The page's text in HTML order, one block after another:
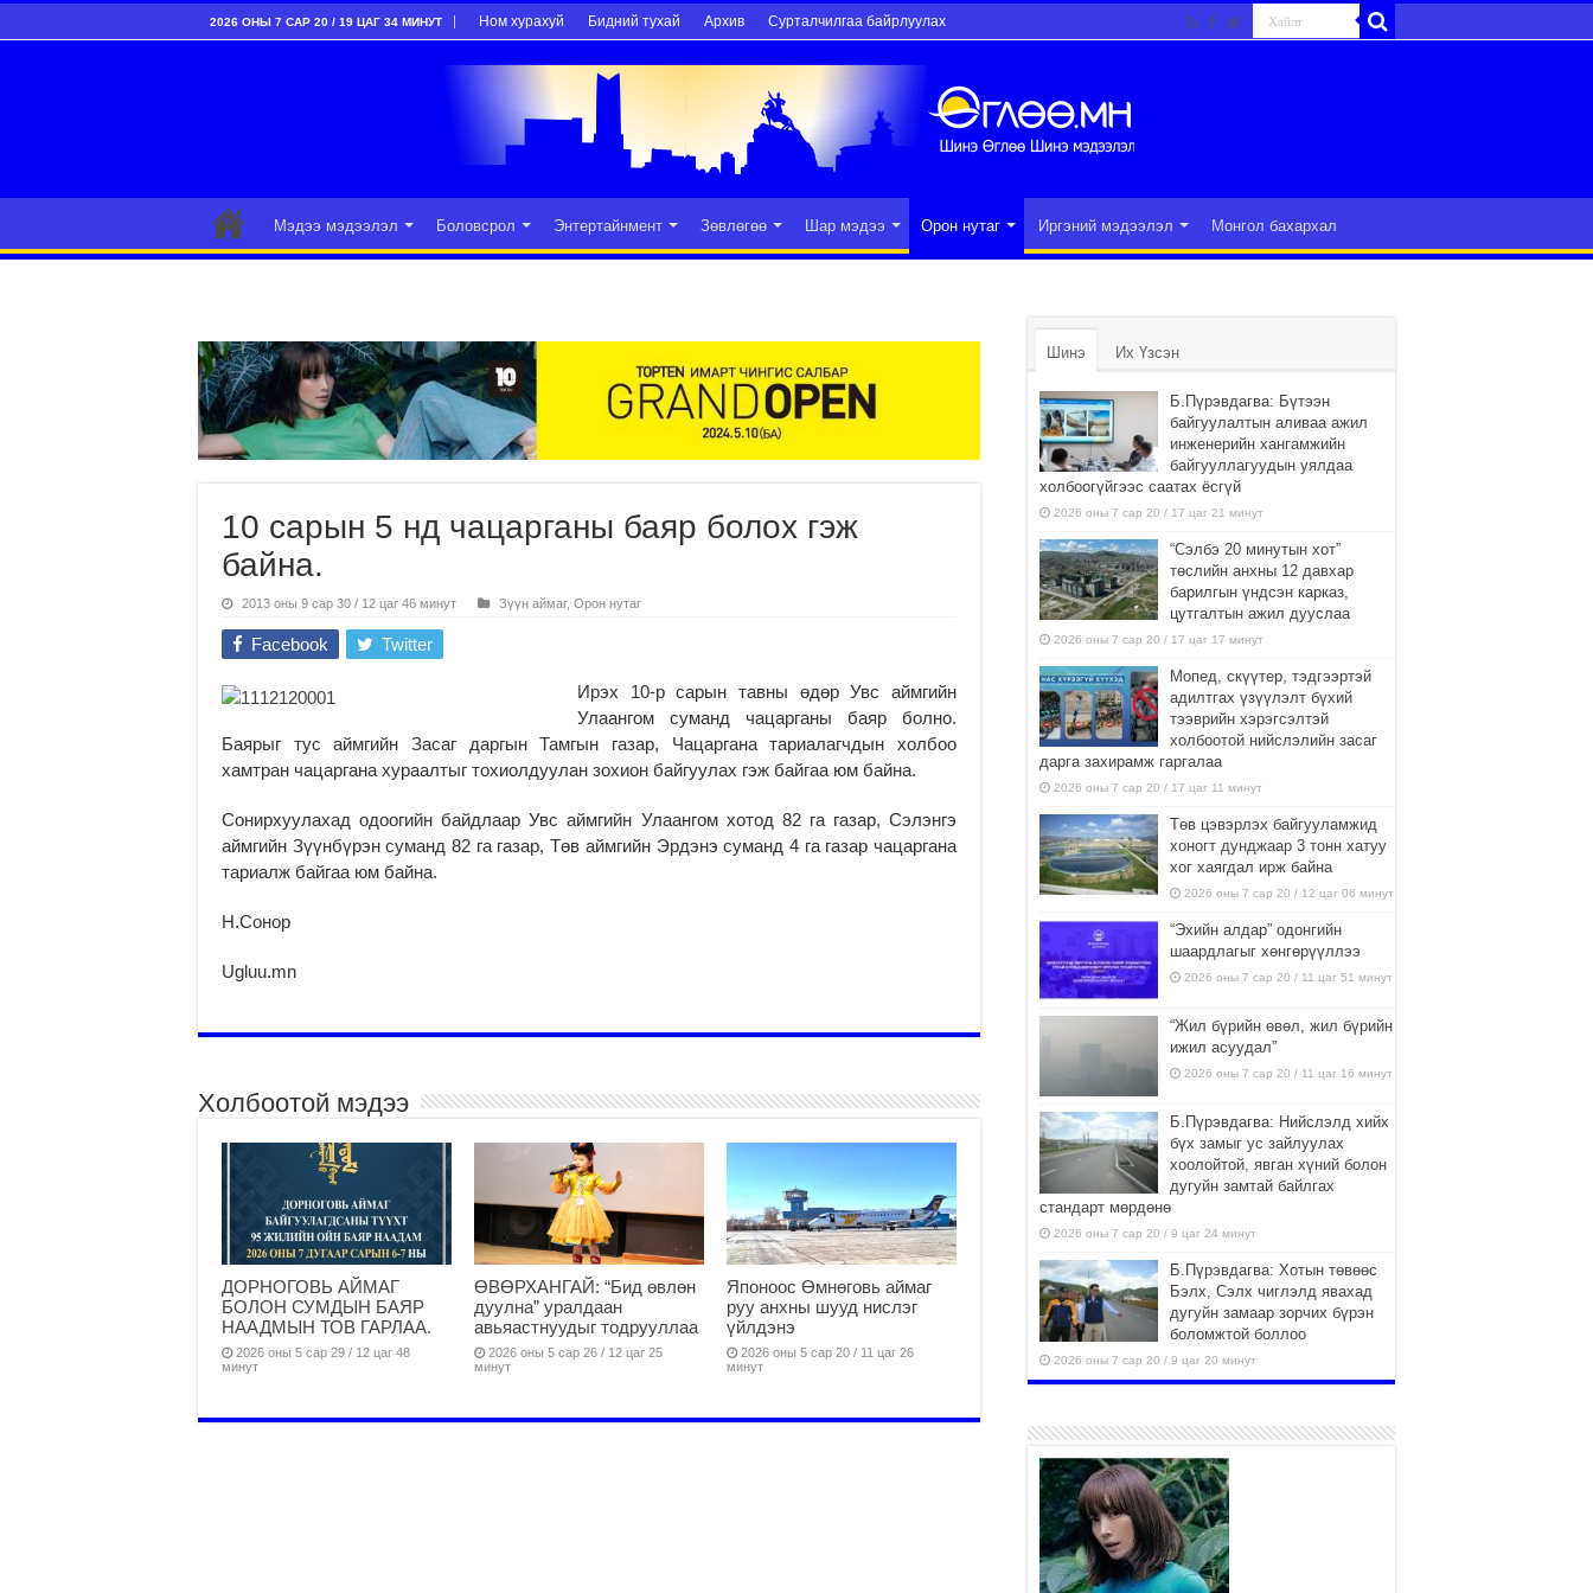
2026 ОНЫ 7 САР 20 / 19 ЦАГ 34 МИНУТ Ном хурахуй Бидний тухай Архив Сурталчилгаа байрлуулах
Мэдээ мэдээлэл Боловсрол Энтертайнмент Зөвлөгөө Шар мэдээ Орон нутаг Иргэний мэдээлэл Монгол бахархал
10 сарын 5 нд чацарганы баяр болох гэж
байна.
2013 оны 9 сар 30 / 12 цаг 46 минут Зүүн аймаг, Орон нутаг
Facebook Twitter
Ирэх 10-р сарын тавны өдөр Увс аймгийн
Улаангом суманд чацарганы баяр болно.
Баярыг тус аймгийн Засаг даргын Тамгын газар, Чацаргана тариалагчдын холбоо
хамтран чацаргана хураалтыг тохиолдуулан зохион байгуулах гэж байгаа юм байна.
Сонирхуулахад одоогийн байдлаар Увс аймгийн Улаангом хотод 82 га газар, Сэлэнгэ
аймгийн Зүүнбүрэн суманд 82 га газар, Төв аймгийн Эрдэнэ суманд 4 га газар чацаргана
тариалж байгаа юм байна.
Н.Сонор
Ugluu.mn
Холбоотой мэдээ
ДОРНОГОВЬ АЙМАГ
БОЛОН СУМДЫН БАЯР
НААДМЫН ТОВ ГАРЛАА.
2026 оны 5 сар 29 / 12 цаг 48
минут
ӨВӨРХАНГАЙ: “Бид өвлөн
дуулна” уралдаан
авьяастнуудыг тодрууллаа
2026 оны 5 сар 26 / 12 цаг 25
минут
Японоос Өмнөговь аймаг
руу анхны шууд нислэг
үйлдэнэ
2026 оны 5 сар 20 / 11 цаг 26
минут
Шинэ Их Үзсэн
Б.Пүрэвдагва: Бүтээн
байгуулалтын аливаа ажил
инженерийн хангамжийн
байгууллагуудын уялдаа
холбоогүйгээс саатах ёсгүй
2026 оны 7 сар 20 / 17 цаг 21 минут
“Сэлбэ 20 минутын хот”
төслийн анхны 12 давхар
барилгын үндсэн карказ,
цутгалтын ажил дууслаа
2026 оны 7 сар 20 / 17 цаг 17 минут
Мопед, скүүтер, тэдгээртэй
адилтгах үзүүлэлт бүхий
тээврийн хэрэгсэлтэй
холбоотой нийслэлийн засаг
дарга захирамж гаргалаа
2026 оны 7 сар 20 / 17 цаг 11 минут
Төв цэвэрлэх байгууламжид
хоногт дунджаар 3 тонн хатуу
хог хаягдал ирж байна
2026 оны 7 сар 20 / 12 цаг 06 минут
“Эхийн алдар” одонгийн
шаардлагыг хөнгөрүүллээ
2026 оны 7 сар 20 / 11 цаг 51 минут
“Жил бүрийн өвөл, жил бүрийн
ижил асуудал”
2026 оны 7 сар 20 / 11 цаг 16 минут
Б.Пүрэвдагва: Нийслэлд хийх
бүх замыг ус зайлуулах
хоолойтой, явган хүний болон
дугуйн замтай байлгах
стандарт мөрдөнө
2026 оны 7 сар 20 / 9 цаг 24 минут
Б.Пүрэвдагва: Хотын төвөөс
Бэлх, Сэлх чиглэлд явахад
дугуйн замаар зорчих бүрэн
боломжтой боллоо
2026 оны 7 сар 20 / 9 цаг 20 минут
шугам хоолойн ажил 80
хувьтай үргэлжилж байна
2026 оны 7 сар 20 / 9 цаг 14 минут
Усархаг аадар бороо орж
байгаа тул аюулгүй байдлаа
хангаж, үер усны аюулаас
сэрэмжлэхийг нийслэлийн